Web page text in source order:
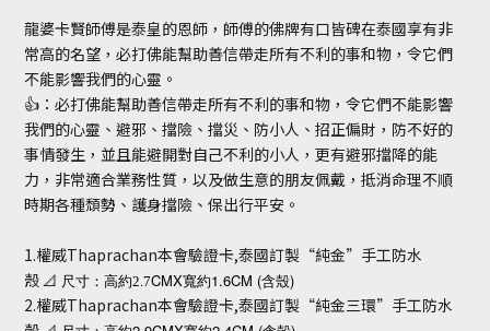
龍婆卡賢師傅是泰皇的恩師，師傅的佛牌有口皆碑在泰國享有非
常高的名望，必打佛能幫助善信帶走所有不利的事和物，令它們
不能影響我們的心靈。
👍：必打佛能幫助善信帶走所有不利的事和物，令它們不能影響
我們的心靈、避邪、擋險、擋災、防小人、招正偏財，防不好的
事情發生，並且能避開對自己不利的小人，更有避邪擋降的能
力，非常適合業務性質，以及做生意的朋友佩戴，抵消命理不順
時期各種頹勢、護身擋險、保出行平安。
1.權威Thaprachan本會驗證卡,泰國訂製“純金”手工防水
殼 📐 尺寸：高約2.7CMX寬約1.6CM (含殼)
2.權威Thaprachan本會驗證卡,泰國訂製“純金三環”手工防水